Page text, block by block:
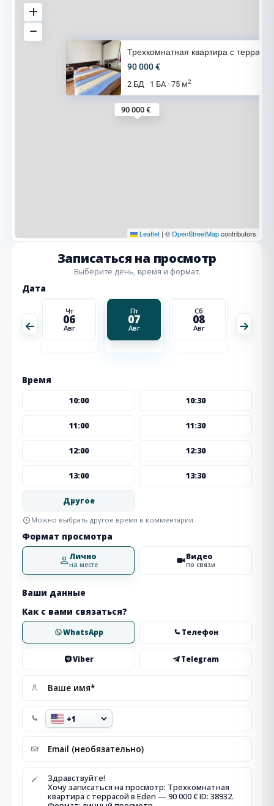
90 000 €
Трехкомнатная квартира с терра
90 000 €
2 БД · 1 БА · 75 м2
Leaflet | ©OpenStreetMapcontributors
Записаться на просмотр
Выберите день, время и формат.
Дата
Чт
06
Авг
Пт
07
Авг
Сб
08
Авг
Время
10:00 10:30
11:00 11:30
12:00 12:30
13:00 13:30
Другое
Можно выбрать другое время в комментарии.
Формат просмотра
Лично
на месте
Видео
по связи
Ваши данные
Как с вами связаться?
WhatsApp Телефон
Viber Telegram